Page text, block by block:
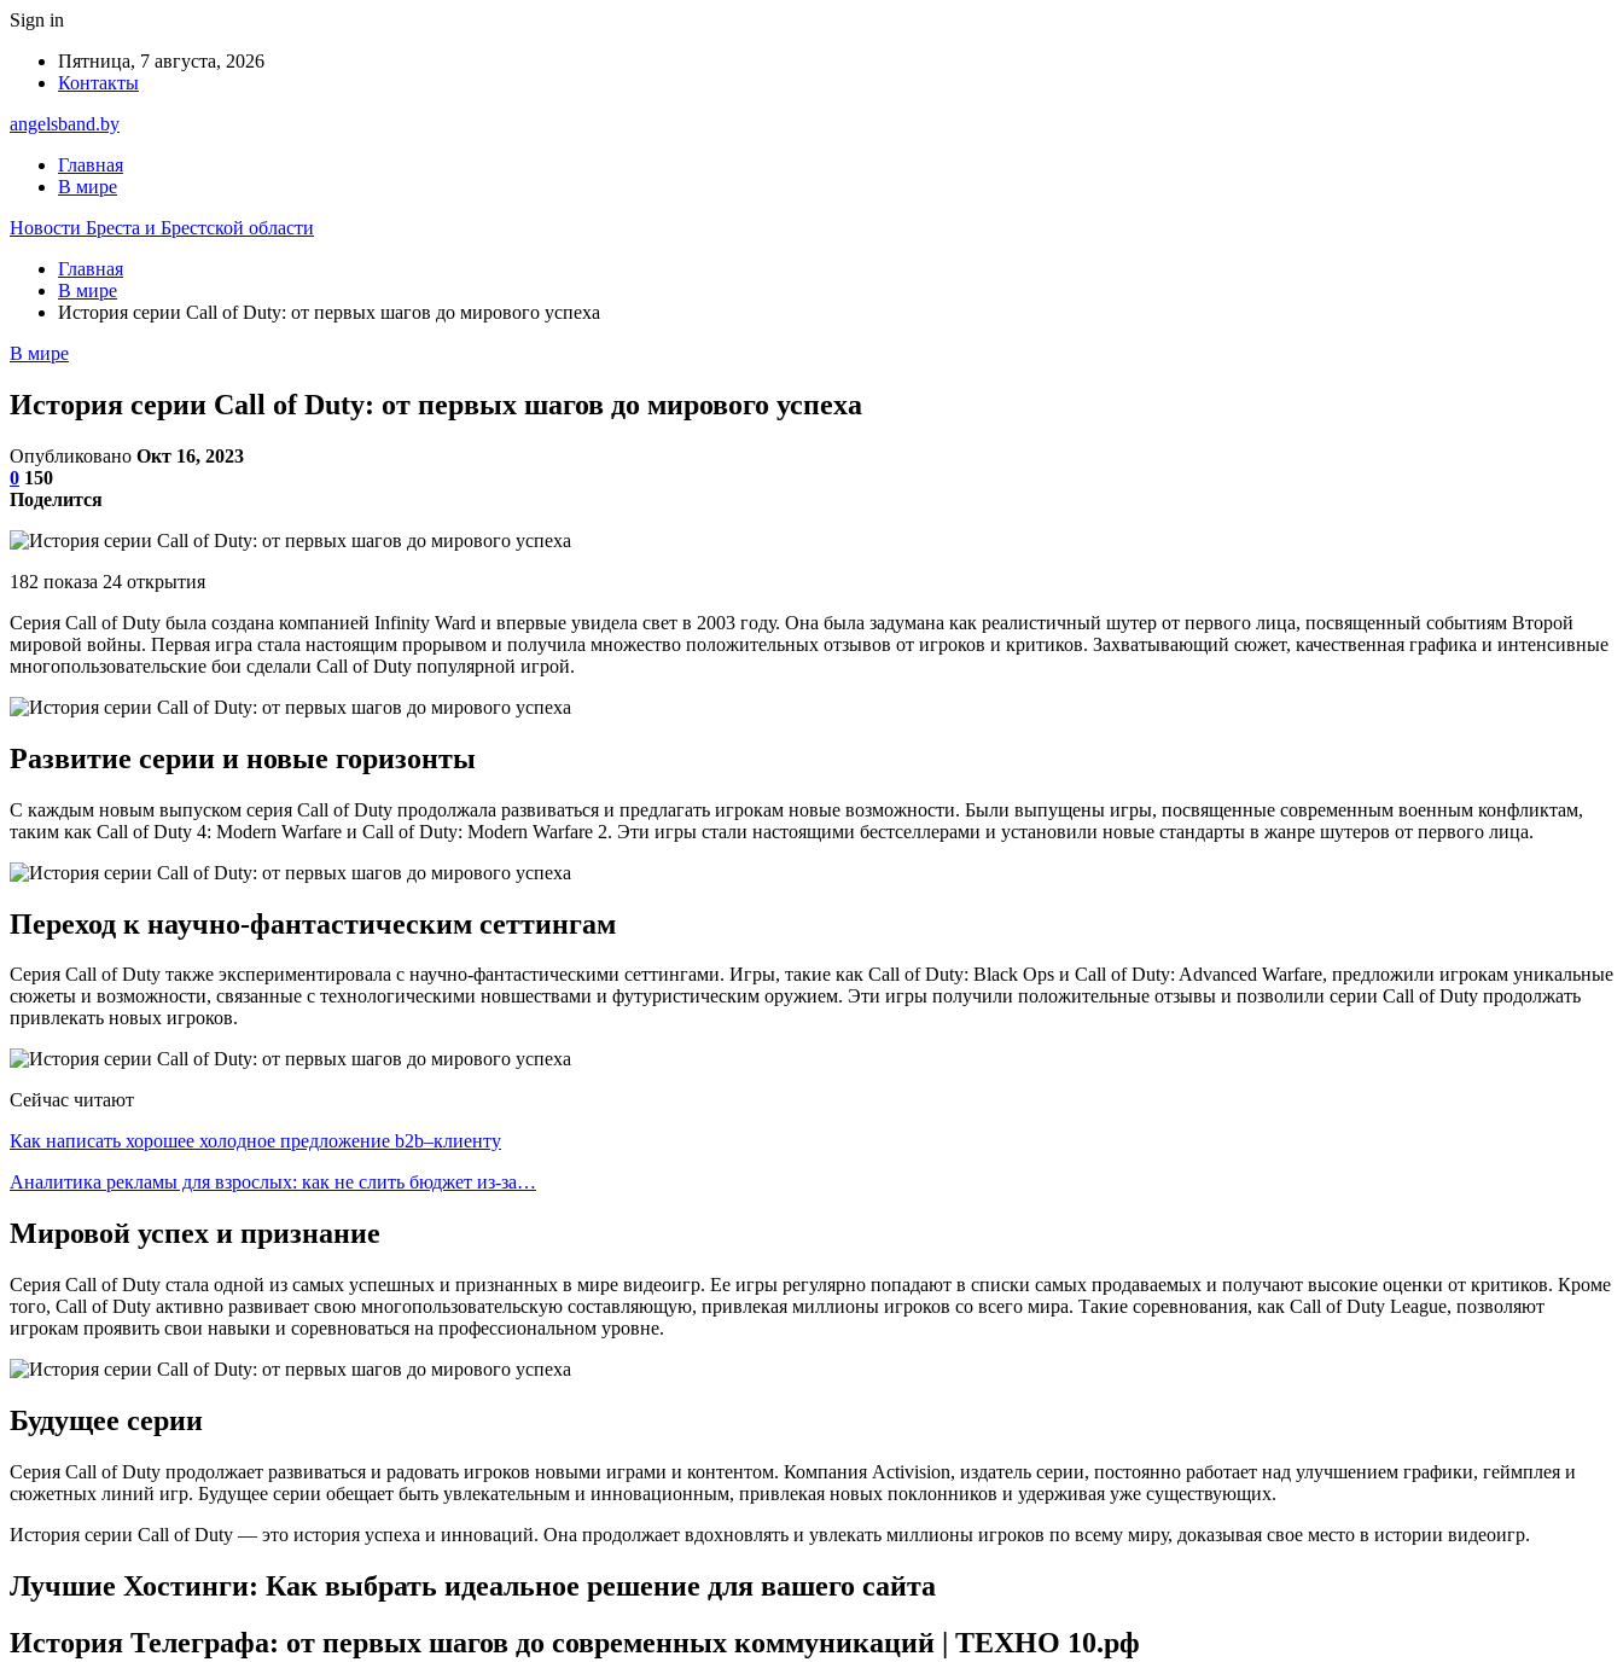
Sign in
Пятница, 7 августа, 2026
Контакты
angelsband.by
Главная
В мире
Новости Бреста и Брестской области
Главная
В мире
История серии Call of Duty: от первых шагов до мирового успеха
В мире
История серии Call of Duty: от первых шагов до мирового успеха
Опубликовано Окт 16, 2023
0 150
Поделится
182 показа 24 открытия
Серия Call of Duty была создана компанией Infinity Ward и впервые увидела свет в 2003 году. Она была задумана как реалистичный шутер от первого лица, посвященный событиям Второй
мировой войны. Первая игра стала настоящим прорывом и получила множество положительных отзывов от игроков и критиков. Захватывающий сюжет, качественная графика и интенсивные
многопользовательские бои сделали Call of Duty популярной игрой.
Развитие серии и новые горизонты
С каждым новым выпуском серия Call of Duty продолжала развиваться и предлагать игрокам новые возможности. Были выпущены игры, посвященные современным военным конфликтам,
таким как Call of Duty 4: Modern Warfare и Call of Duty: Modern Warfare 2. Эти игры стали настоящими бестселлерами и установили новые стандарты в жанре шутеров от первого лица.
Переход к научно-фантастическим сеттингам
Серия Call of Duty также экспериментировала с научно-фантастическими сеттингами. Игры, такие как Call of Duty: Black Ops и Call of Duty: Advanced Warfare, предложили игрокам уникальные
сюжеты и возможности, связанные с технологическими новшествами и футуристическим оружием. Эти игры получили положительные отзывы и позволили серии Call of Duty продолжать
привлекать новых игроков.
Сейчас читают
Как написать хорошее холодное предложение b2b–клиенту
Аналитика рекламы для взрослых: как не слить бюджет из-за…
Мировой успех и признание
Серия Call of Duty стала одной из самых успешных и признанных в мире видеоигр. Ее игры регулярно попадают в списки самых продаваемых и получают высокие оценки от критиков. Кроме
того, Call of Duty активно развивает свою многопользовательскую составляющую, привлекая миллионы игроков со всего мира. Такие соревнования, как Call of Duty League, позволяют
игрокам проявить свои навыки и соревноваться на профессиональном уровне.
Будущее серии
Серия Call of Duty продолжает развиваться и радовать игроков новыми играми и контентом. Компания Activision, издатель серии, постоянно работает над улучшением графики, геймплея и
сюжетных линий игр. Будущее серии обещает быть увлекательным и инновационным, привлекая новых поклонников и удерживая уже существующих.
История серии Call of Duty — это история успеха и инноваций. Она продолжает вдохновлять и увлекать миллионы игроков по всему миру, доказывая свое место в истории видеоигр.
Лучшие Хостинги: Как выбрать идеальное решение для вашего сайта
История Телеграфа: от первых шагов до современных коммуникаций | ТЕХНО 10.рф